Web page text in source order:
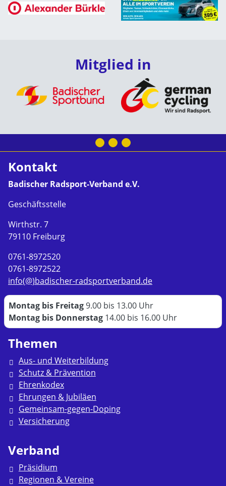
Mitglied in
Kontakt
Badischer Radsport-Verband e.V.
Geschäftsstelle
Wirthstr. 7
79110 Freiburg
0761-8972520
0761-8972522
info(@)badischer-radsportverband.de
Montag bis Freitag9.00 bis 13.00 Uhr
Montag bis Donnerstag 14.00 bis 16.00 Uhr
Themen
Aus- und Weiterbildung
Schutz & Prävention
Ehrenkodex
Ehrungen & Jubiläen
Gemeinsam-gegen-Doping
Versicherung
Verband
Präsidium
Regionen & Vereine